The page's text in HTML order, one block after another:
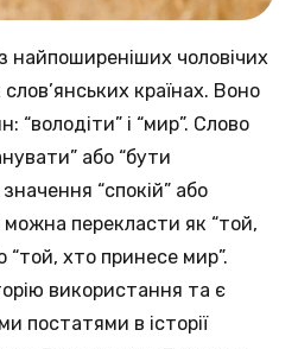
найпоширеніших чоловічих
слов’янських країнах. Воно
“володіти” і “мир”. Слово
або “бути
“спокій” або
можна перекласти як “той,
“той, хто принесе мир”.
використання та є
постатями в історії